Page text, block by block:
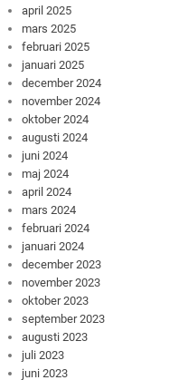
april 2025
mars 2025
februari 2025
januari 2025
december 2024
november 2024
oktober 2024
augusti 2024
juni 2024
maj 2024
april 2024
mars 2024
februari 2024
januari 2024
december 2023
november 2023
oktober 2023
september 2023
augusti 2023
juli 2023
juni 2023